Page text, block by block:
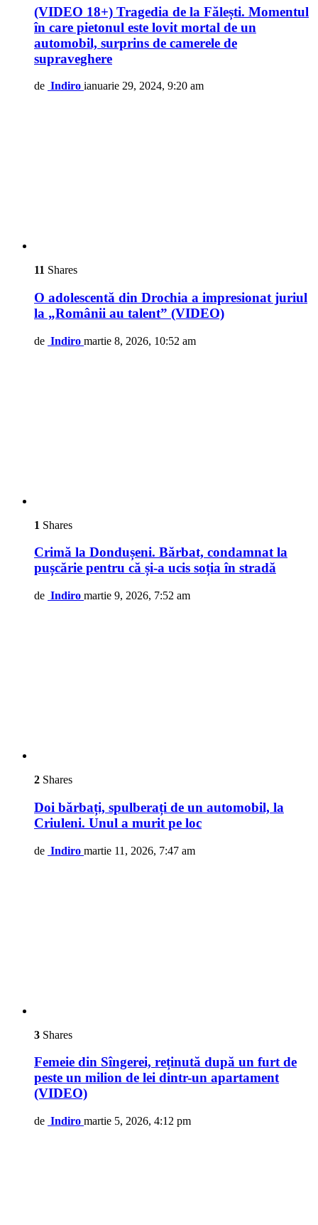
(VIDEO 18+) Tragedia de la Fălești. Momentul
în care pietonul este lovit mortal de un
automobil, surprins de camerele de
supraveghere
de Indiro ianuarie 29, 2024, 9:20 am
11 Shares
O adolescentă din Drochia a impresionat juriul
la „Românii au talent” (VIDEO)
de Indiro martie 8, 2026, 10:52 am
1 Shares
Crimă la Dondușeni. Bărbat, condamnat la
pușcărie pentru că și-a ucis soția în stradă
de Indiro martie 9, 2026, 7:52 am
2 Shares
Doi bărbați, spulberați de un automobil, la
Criuleni. Unul a murit pe loc
de Indiro martie 11, 2026, 7:47 am
3 Shares
Femeie din Sîngerei, reținută după un furt de
peste un milion de lei dintr-un apartament
(VIDEO)
de Indiro martie 5, 2026, 4:12 pm